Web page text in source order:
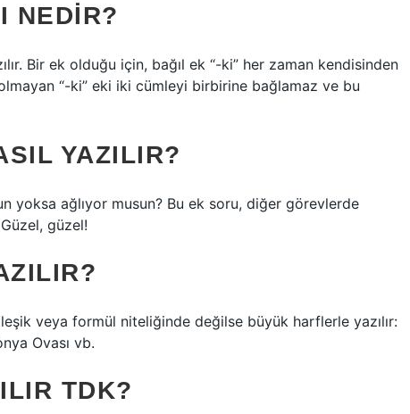
NEDIR?
Bir ek olduğu için, bağıl ek “-ki” her zaman kendisinden
“-ki” eki iki cümleyi birbirine bağlamaz ve bu
YAZILIR?
yoksa ağlıyor musun? Bu ek soru, diğer görevlerde
Güzel, güzel!
veya formül niteliğinde değilse büyük harflerle yazılır:
Ovası vb.
TDK?